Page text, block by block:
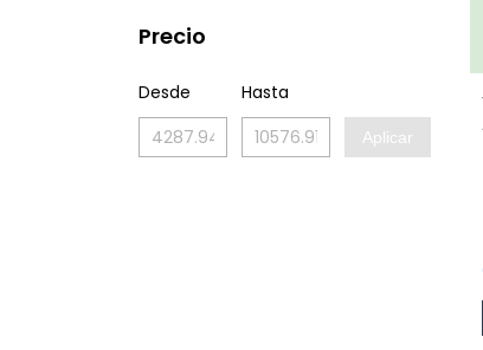
Precio
Desde Hasta
Aplicar